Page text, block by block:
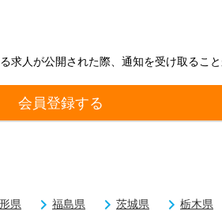
求人が公開された際、通知を受け取ること
会員登録する
県 福島県 茨城県 栃木県